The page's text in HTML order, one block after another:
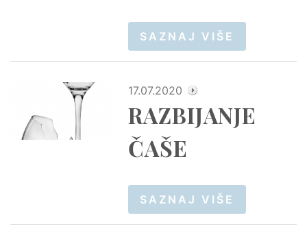
SAZNAJ VIŠE
17.07.2020
RAZBIJANJE
ČAŠE
SAZNAJ VIŠE